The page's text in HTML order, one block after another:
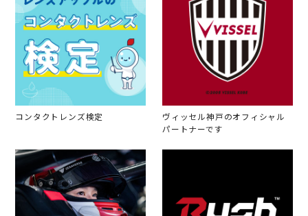
コンタクトレンズ検定
ヴィッセル神戸のオフィシャル
パートナーです